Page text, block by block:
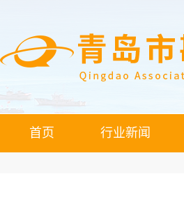
首页 行业新闻